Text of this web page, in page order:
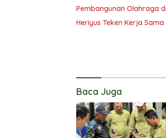
Pembangunan Olahraga
Heriyus Teken Kerja
Baca Juga